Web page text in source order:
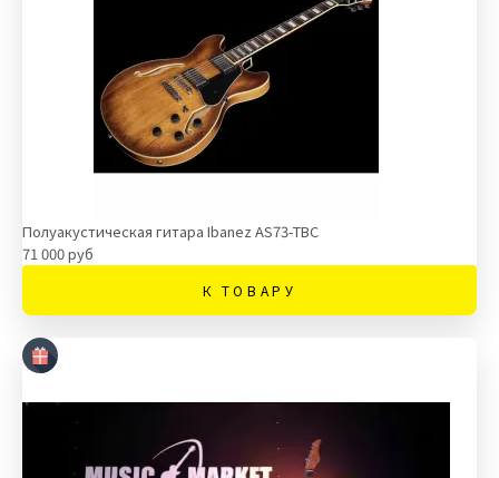
Полуакустическая гитара Ibanez AS73-TBC
71 000 руб
К ТОВАРУ